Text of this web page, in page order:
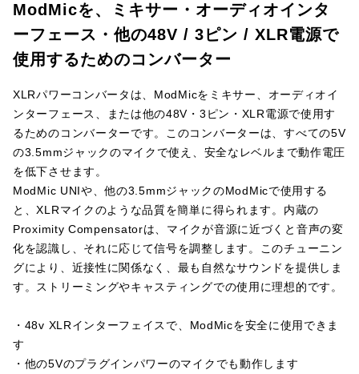
ModMicを、ミキサー・オーディオインタ
ーフェース・他の48V / 3ピン / XLR電源で
使用するためのコンバーター
XLRパワーコンバータは、ModMicをミキサー、オーディオイ
ンターフェース、または他の48V・3ピン・XLR電源で使用す
るためのコンバーターです。このコンバーターは、すべての5V
の3.5mmジャックのマイクで使え、安全なレベルまで動作電圧
を低下させます。
ModMic UNIや、他の3.5mmジャックのModMicで使用する
と、XLRマイクのような品質を簡単に得られます。内蔵の
Proximity Compensatorは、マイクが音源に近づくと音声の変
化を認識し、それに応じて信号を調整します。このチューニン
グにより、近接性に関係なく、最も自然なサウンドを提供しま
す。ストリーミングやキャスティングでの使用に理想的です。
・48v XLRインターフェイスで、ModMicを安全に使用できま
す
・他の5Vのプラグインパワーのマイクでも動作します